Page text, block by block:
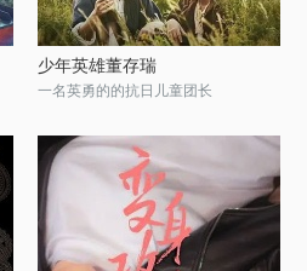
少年英雄董存瑞
一名英勇的的抗日儿童团长